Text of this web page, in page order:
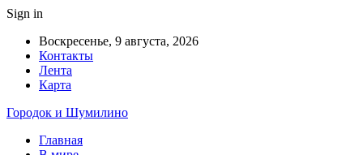
Sign in
Воскресенье, 9 августа, 2026
Контакты
Лента
Карта
Городок и Шумилино
Главная